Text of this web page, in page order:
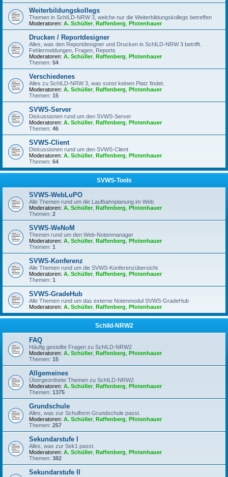
Weiterbildungskollegs
Themen in SchILD-NRW 3, welche nur die Weiterbildungskollegs betreffen
Moderatoren: A. Schüller, Raffenberg Pfotenhauer
Drucken / Reportdesigner
Alles, was den Reportdesigner und Drucken in SchILD-NRW 3 betrifft.
Fehlermeldungen, Fragen, Reports
Moderatoren: A. Schüller, Raffenberg Pfotenhauer
Themen: 54
Verschiedenes
Alles zu SchILD-NRW 3, was sonst keinen Platz findet.
Moderatoren: A. Schüller, Raffenberg Pfotenhauer
Themen: 15
SVWS-Server
Diskussionen rund um den SVWS-Server
Moderatoren: A. Schüller, Raffenberg Pfotenhauer
Themen: 46
SVWS-Client
Diskussionen rund um den SVWS-Client
Moderatoren: A. Schüller, Raffenberg Pfotenhauer
Themen: 64
SVWS-Tools
SVWS-WebLuPO
Alle Themen rund um die Laufbahnplanung im Web
Moderatoren: A. Schüller, Raffenberg Pfotenhauer
Themen: 2
SVWS-WeNoM
Themen rund um den Web-Notenmanager
Moderatoren: A. Schüller, Raffenberg Pfotenhauer
Themen: 1
SVWS-Konferenz
Alle Themen rund um die SVWS-Konferenzübersicht
Moderatoren: A. Schüller, Raffenberg Pfotenhauer
Themen: 1
SVWS-GradeHub
Alle Themen rund um das externe Notenmodul SVWS-GradeHub
Moderatoren: A. Schüller, Raffenberg Pfotenhauer
Schild-NRW2
FAQ
Häufig gestellte Fragen zu SchILD-NRW2
Moderatoren: A. Schüller, Raffenberg Pfotenhauer
Themen: 15
Allgemeines
Übergeordnete Themen zu SchILD-NRW2
Moderatoren: A. Schüller, Raffenberg Pfotenhauer
Themen: 1375
Grundschule
Alles, was zur Schulform Grundschule passt.
Moderatoren: A. Schüller, Raffenberg Pfotenhauer
Themen: 257
Sekundarstufe I
Alles, was zur Sek1 passt.
Moderatoren: A. Schüller, Raffenberg Pfotenhauer
Themen: 382
Sekundarstufe II